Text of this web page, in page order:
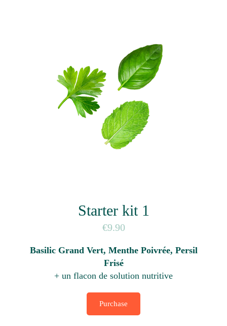
Starter kit 1
9.90
Basilic Grand Vert, Menthe Poivrée, Persil
Frisé
+ un flacon de solution nutritive
Purchase